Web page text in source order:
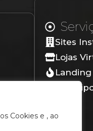
Cookies e , ao
Sites
Lojas